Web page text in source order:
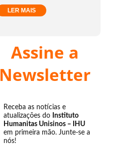
LER MAIS
Assine a
Newsletter
Receba as notícias e
atualizações do Instituto
Humanitas Unisinos – IHU
em primeira mão. Junte-se a
nós!